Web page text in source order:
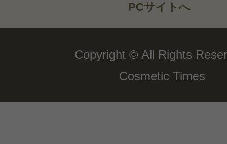
PCサイトへ
Copyright © All Rights
Cosmetic Times